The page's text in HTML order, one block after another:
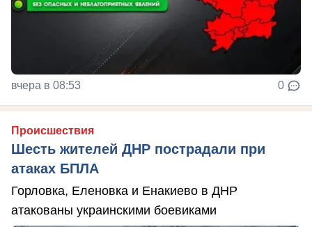
вчера в 08:53 0
Происшествия
Шесть жителей ДНР пострадали при
атаках БПЛА
Горловка, Еленовка и Енакиево в ДНР
атакованы украинскими боевиками